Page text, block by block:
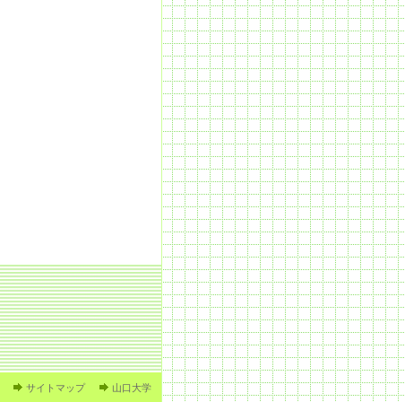
サイトマップ 山口大学